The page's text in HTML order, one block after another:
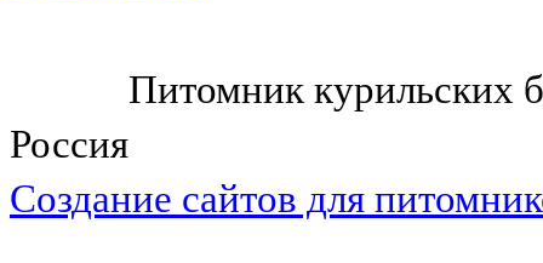
Питомник курильских
Россия
Cоздание сайтов для